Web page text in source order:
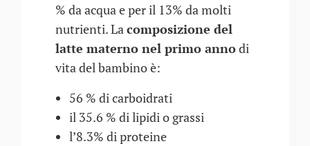
% da acqua e per il 13% da molti
nutrienti. Lacomposizione del
latte materno nel primo annodi
vita del bambino è:
56 % di carboidrati
il 35.6 % di lipidi o grassi
l’8.3% di proteine